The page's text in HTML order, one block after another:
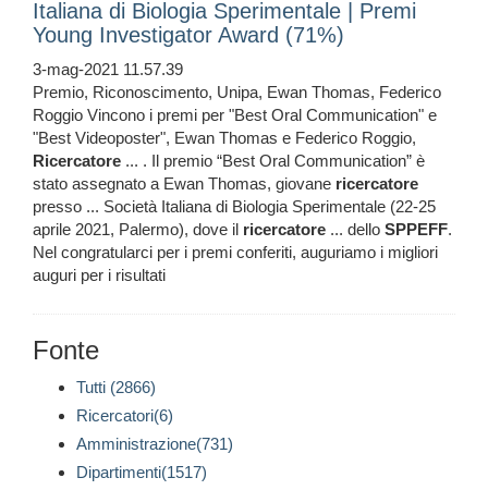
Italiana di Biologia Sperimentale | Premi
Young Investigator Award (71%)
3-mag-2021 11.57.39
Premio, Riconoscimento, Unipa, Ewan Thomas, Federico
Roggio Vincono i premi per "Best Oral Communication" e
"Best Videoposter", Ewan Thomas e Federico Roggio,
Ricercatore ... . Il premio “Best Oral Communication” è
stato assegnato a Ewan Thomas, giovane ricercatore
presso ... Società Italiana di Biologia Sperimentale (22-25
aprile 2021, Palermo), dove il ricercatore ... dello SPPEFF.
Nel congratularci per i premi conferiti, auguriamo i migliori
auguri per i risultati
Fonte
Tutti (2866)
Ricercatori(6)
Amministrazione(731)
Dipartimenti(1517)